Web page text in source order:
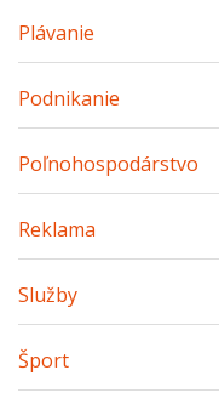
Plávanie
Podnikanie
Poľnohospodárstvo
Reklama
Služby
Šport